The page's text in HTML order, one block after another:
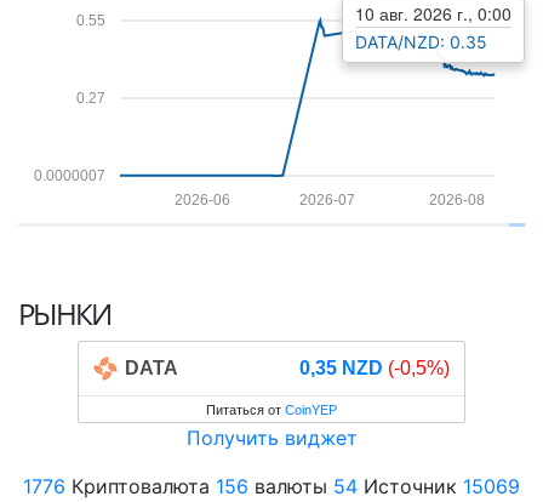
0.0000007
0.27
0.55
2026-08
2026-07
2026-06
10 авг. 2026 г., 0:00
DATA/NZD: 0.35
РЫНКИ
DATA 0,35 NZD (-0,5%)
Питаться от CoinYEP
Получить виджет
1776 Криптовалюта 156 валюты 54 Источник 15069